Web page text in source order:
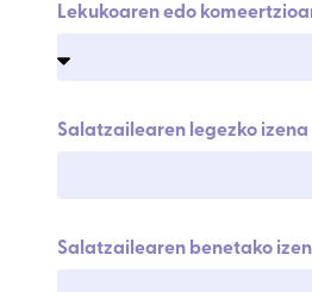
Lekukoaren edo
Salatzailearen legezko izena
Salatzailearen benetako